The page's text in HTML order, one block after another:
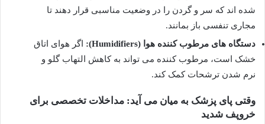
شده اند که سر و گردن را در وضعیت مناسبی قرار دهند تا
مجاری تنفسی باز بمانند.
دستگاه های مرطوب کننده هوا (Humidifiers):
اگر هوای اتاق
خشک است، مرطوب کننده می تواند به کاهش التهاب گلو و
نرم شدن ترشحات کمک کند.
وقتی پای پزشک به میان می آید: مداخلات تخصصی برای
خروپف شدید